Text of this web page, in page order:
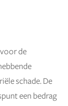
de
schade. De
een bedrag